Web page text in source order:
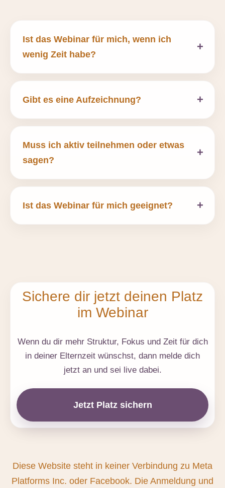
Ist das Webinar für mich, wenn ich
wenig Zeit habe?
Gibt es eine Aufzeichnung?
Muss ich aktiv teilnehmen oder etwas
sagen?
Ist das Webinar für mich geeignet?
Sichere dir jetzt deinen Platz
im Webinar
Wenn du dir mehr Struktur, Fokus und Zeit für dich
in deiner Elternzeit wünschst, dann melde dich
jetzt an und sei live dabei.
Jetzt Platz sichern
Diese Website steht in keiner Verbindung zu Meta
Platforms Inc. oder Facebook. Die Anmeldung und